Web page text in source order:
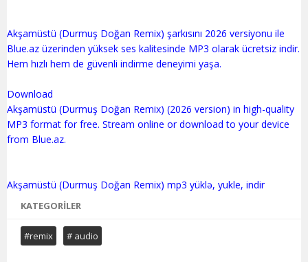
Akşamüstü (Durmuş Doğan Remix) şarkısını 2026 versiyonu ile
Blue.az üzerinden yüksek ses kalitesinde MP3 olarak ücretsiz indir.
Hem hızlı hem de güvenli indirme deneyimi yaşa.
Download
Akşamüstü (Durmuş Doğan Remix) (2026 version) in high-quality
MP3 format for free. Stream online or download to your device
from Blue.az.
KATEGORILER
#remix # audio